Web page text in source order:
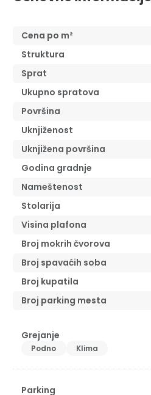
Cena po m²
Struktura
Sprat
Ukupno spratova
Površina
Uknjiženost
Uknjižena površina
Godina gradnje
Nameštenost
Stolarija
Visina plafona
Broj mokrih čvorova
Broj spavaćih soba
Broj kupatila
Broj parking mesta
Grejanje
Podno Klima
Parking